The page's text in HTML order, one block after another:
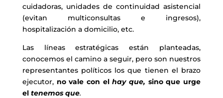
cuidadoras, unidades de continuidad asistencial
(evitan multiconsultas e ingresos),
hospitalización a domicilio, etc.
Las líneas estratégicas están planteadas,
conocemos el camino a seguir, pero son nuestros
representantes políticos los que tienen el brazo
ejecutor, no vale con elhay que, sino que urge
el tenemos que.